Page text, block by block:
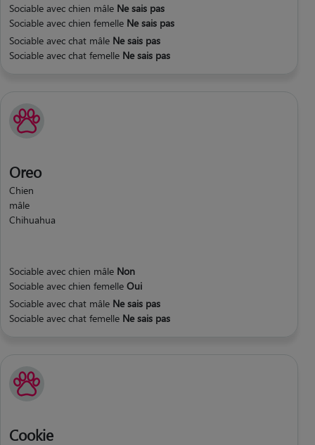
Sociable avec chien mâle Ne sais pas
Sociable avec chien femelle Ne sais pas
Sociable avec chat mâle Ne sais pas
Sociable avec chat femelle Ne sais pas
Oreo
Chien
mâle
Chihuahua
Sociable avec chien mâle Non
Sociable avec chien femelle Oui
Sociable avec chat mâle Ne sais pas
Sociable avec chat femelle Ne sais pas
Cookie